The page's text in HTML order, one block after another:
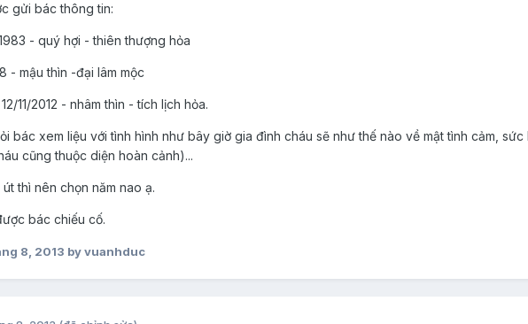
gửi bác thông tin:
- quý hợi - thiên thượng hỏa
- mậu thìn -đại lâm mộc
11/2012 - nhâm thìn - tích lịch hỏa.
bác xem liệu với tình hình như bây giờ gia đình cháu sẽ như thế nào về mật tình cảm, sức
cũng thuộc diện hoàn cảnh)...
thì nên chọn năm nao ạ.
bác chiếu cố.
8, 2013 by vuanhduc